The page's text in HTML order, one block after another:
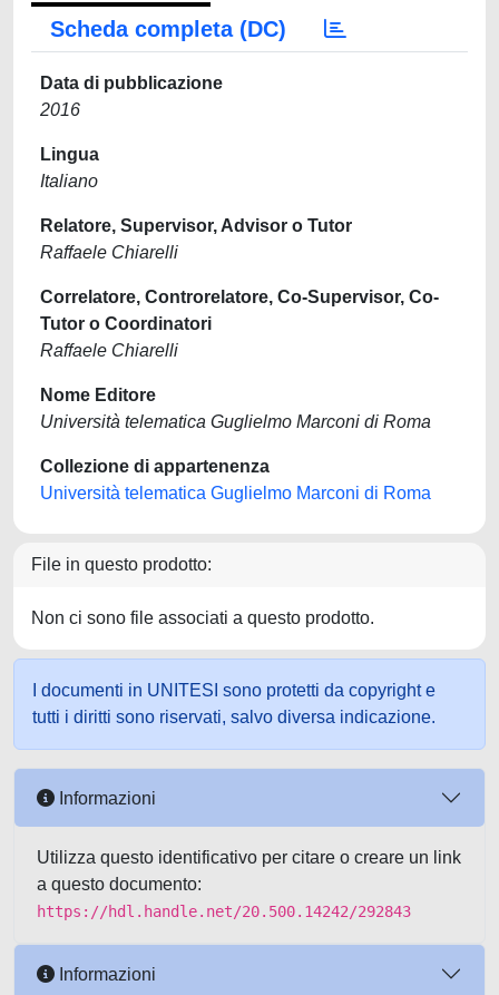
Scheda completa (DC)
Data di pubblicazione
2016
Lingua
Italiano
Relatore, Supervisor, Advisor o Tutor
Raffaele Chiarelli
Correlatore, Controrelatore, Co-Supervisor, Co-
Tutor o Coordinatori
Raffaele Chiarelli
Nome Editore
Università telematica Guglielmo Marconi di Roma
Collezione di appartenenza
Università telematica Guglielmo Marconi di Roma
File in questo prodotto:
Non ci sono file associati a questo prodotto.
I documenti in UNITESI sono protetti da copyright e
tutti i diritti sono riservati, salvo diversa indicazione.
Informazioni
Utilizza questo identificativo per citare o creare un link
a questo documento:
https://hdl.handle.net/20.500.14242/292843
Informazioni